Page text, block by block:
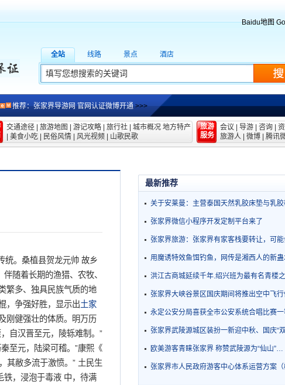
Baidu地图
全站 线路 景点 酒店
推荐：张家界导游网 官网认证微博开通>>>
交通途径 旅游地图 游记攻略 旅行社 城市概况 地方特产
美食小吃 民俗风情 风光视频 山歌民歌
旅游
服务
会议 导游 咨询
旅游人
微博 腾讯
统。桑植县贺龙元帅 故乡
随着长期的渔猎、农牧、
繁多、独具民族气质的地
，争强好胜，显示出土家
刚健强壮的体质。明万历
自汉晋至元，陵轹难制。”
至元，陆梁可稽。”康熙《
其敝多流于激愤。” 土民生
铁，浸泡于毒液 中，待满
最新推荐
关于安莱曼：主营泰国天然乳胶床垫与乳
张家界微信小程序开发定制平台来了
张家界旅游：张家界有家客栈要转让，可
用魔诱特效鱼饵钓鱼，网传是湘西人的新
洪江古商城延续千年.绍兴班为最有名青楼
张家界大峡谷景区国庆期间将推出空中飞
永定公安分局喜获全市公安系统合唱比赛
张家界武陵源城区装扮一新迎中秋、国庆“
欧美游客青睐张家界 称赞武陵源为“仙山”…
张家界市人民政府游客中心体系运营方案